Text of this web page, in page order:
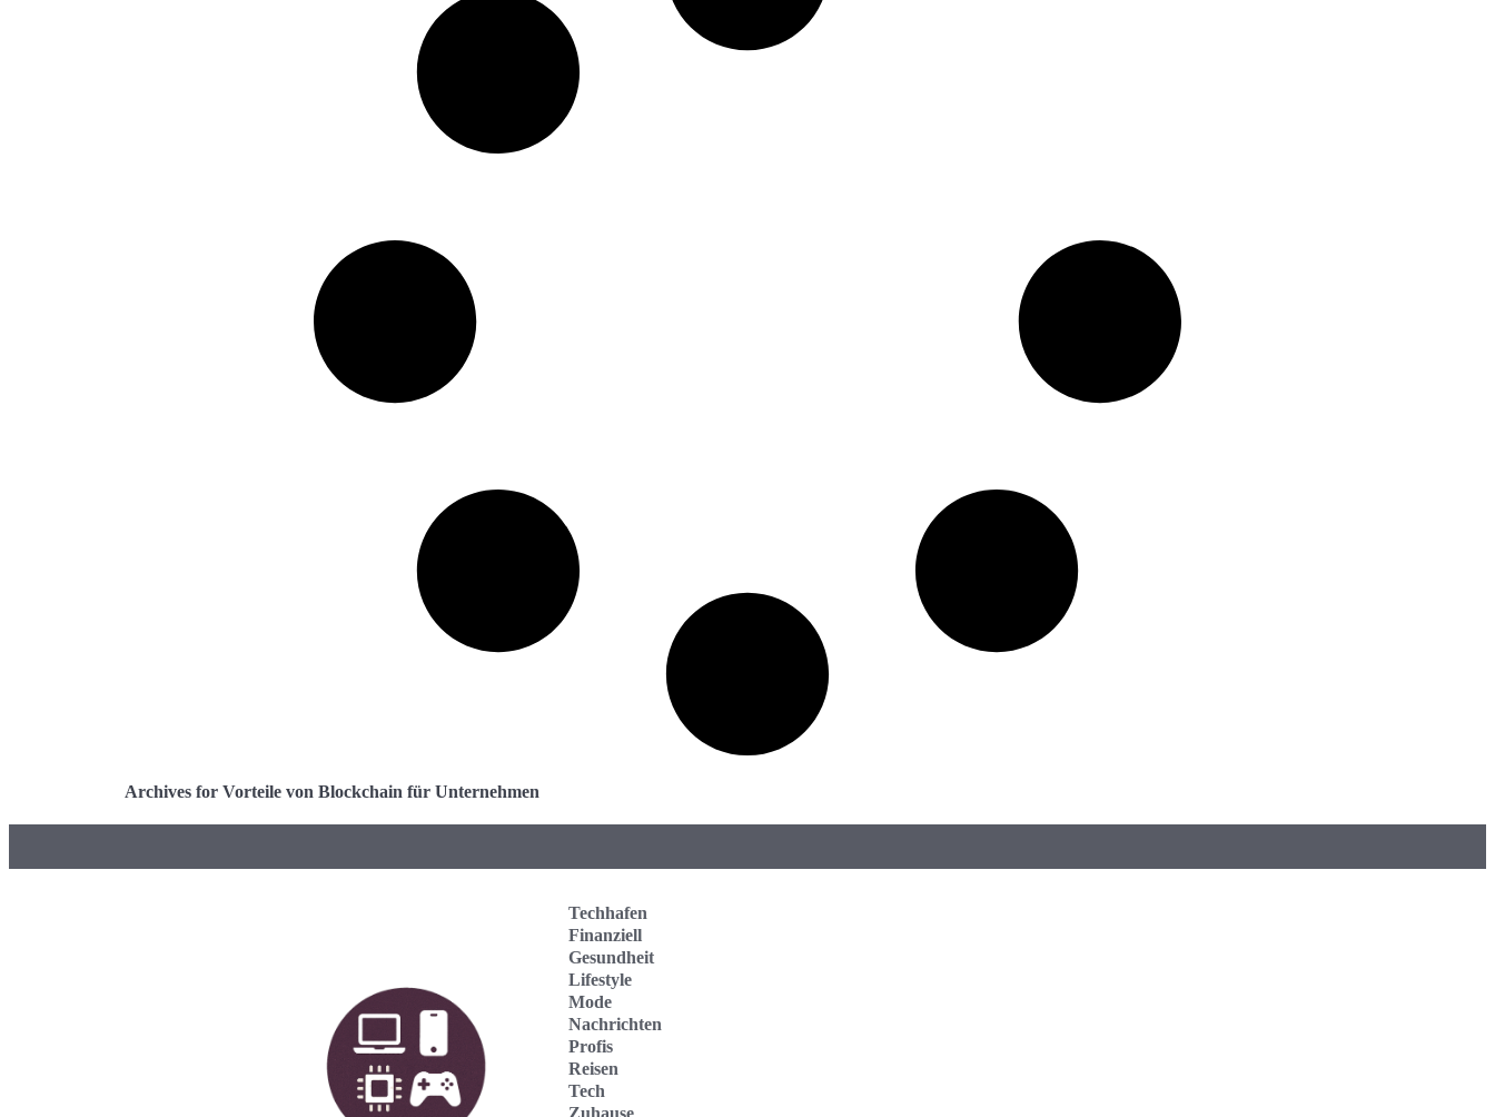
Archives for Vorteile von Blockchain für Unternehmen
Techhafen
Finanziell
Gesundheit
Lifestyle
Mode
Nachrichten
Profis
Reisen
Tech
Zuhause